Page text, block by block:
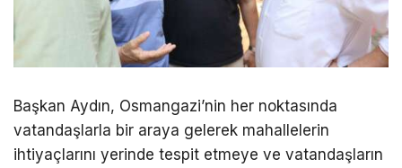
Başkan Aydın, Osmangazi’nin her noktasında
vatandaşlarla bir araya gelerek mahallelerin
ihtiyaçlarını yerinde tespit etmeye ve vatandaşların